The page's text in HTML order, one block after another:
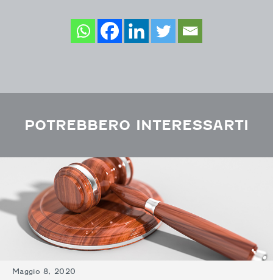
POTREBBERO INTERESSARTI
Maggio 8, 2020